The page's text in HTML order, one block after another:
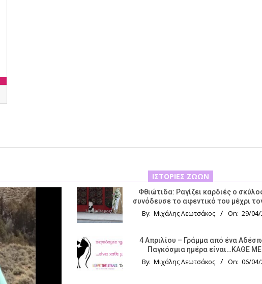
ΙΣΤΟΡΊΕΣ ΖΏΩΝ
Φθιώτιδα: Ραγίζει καρδιές ο
συνόδευσε το αφεντικό του μέχρι
By: Μιχάλης Λεωτσάκος On: 29/04/
4 Απριλίου – Γράμμα από ένα
Παγκόσμια ημέρα είναι…ΚΑΘΕ
By: Μιχάλης Λεωτσάκος On: 06/04/